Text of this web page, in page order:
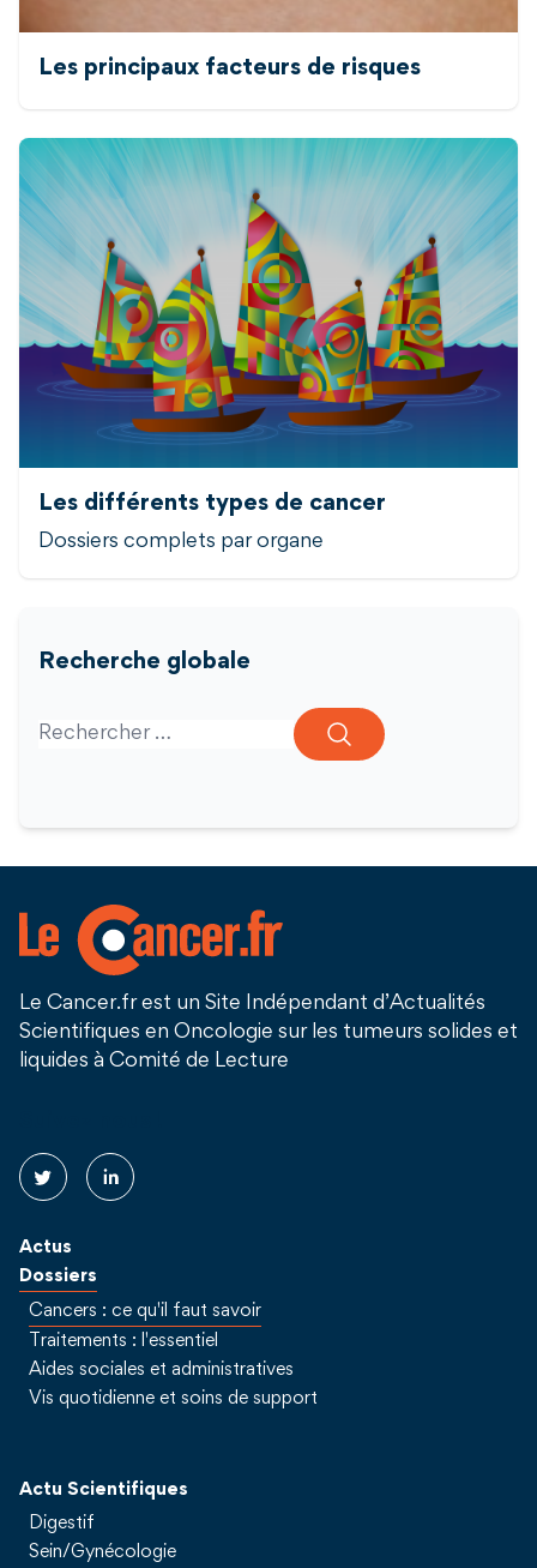
Les principaux facteurs de risques
Les différents types de cancer
Dossiers complets par organe
Recherche globale
Search for:
Le Cancer.fr est un Site Indépendant d’Actualités
Scientifiques en Oncologie sur les tumeurs solides et
liquides à Comité de Lecture
Actus
Dossiers
Cancers : ce qu'il faut savoir
Traitements : l'essentiel
Aides sociales et administratives
Vis quotidienne et soins de support
Actu Scientifiques
Digestif
Sein/Gynécologie